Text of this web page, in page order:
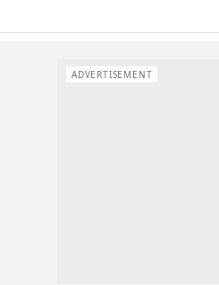
ADVERTISEMENT